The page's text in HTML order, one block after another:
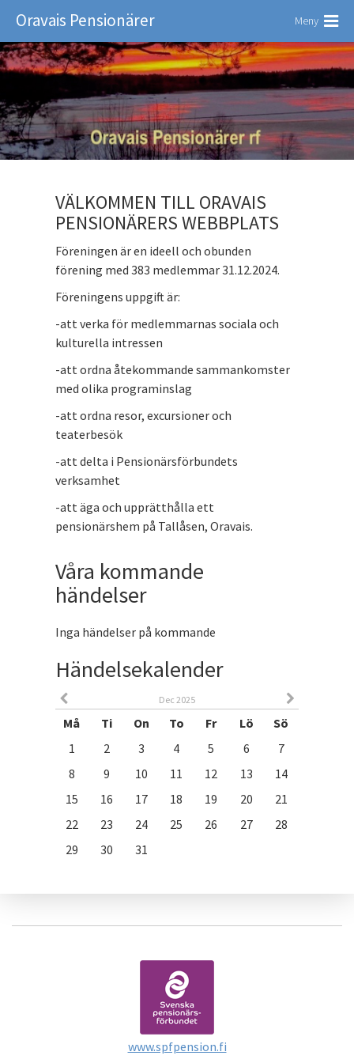
Oravais Pensionärer Meny
VÄLKOMMEN TILL ORAVAIS
PENSIONÄRERS WEBBPLATS
Föreningen är en ideell och obunden
förening med 383 medlemmar 31.12.2024.
Föreningens uppgift är:
-att verka för medlemmarnas sociala och
kulturella intressen
-att ordna åtekommande sammankomster
med olika programinslag
-att ordna resor, excursioner och
teaterbesök
-att delta i Pensionärsförbundets
verksamhet
-att äga och upprätthålla ett
pensionärshem på Tallåsen, Oravais.
Våra kommande
händelser
Inga händelser på kommande
Händelsekalender
Dec 2025
Må Ti On To Fr Lö
Sö
1
2 3 4 5 6
7
8
9 10 11 12 13
14
15
16 17 18 19 20
21
22
23 24 25 26 27
28
29
30 31
www.spfpension.fi